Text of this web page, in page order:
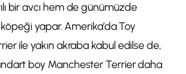
bir avcı hem de günümüzde
yapar. Amerika’da Toy
ile yakın akraba kabul edilse de,
boy Manchester Terrier daha